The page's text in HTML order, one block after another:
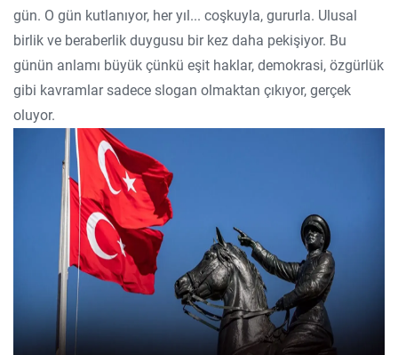
gün. O gün kutlanıyor, her yıl... coşkuyla, gururla. Ulusal
birlik ve beraberlik duygusu bir kez daha pekişiyor. Bu
günün anlamı büyük çünkü eşit haklar, demokrasi, özgürlük
gibi kavramlar sadece slogan olmaktan çıkıyor, gerçek
oluyor.